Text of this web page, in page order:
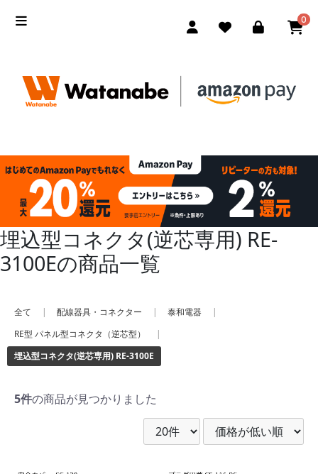
0
埋込型コネクタ(逆芯専用) RE-
3100Eの商品一覧
全て | 配線器具・コネクター | 泰和電器
|
RE型 パネル型コネクタ（逆芯型）
|
埋込型コネクタ(逆芯専用) RE-3100E
5件の商品が見つかりました